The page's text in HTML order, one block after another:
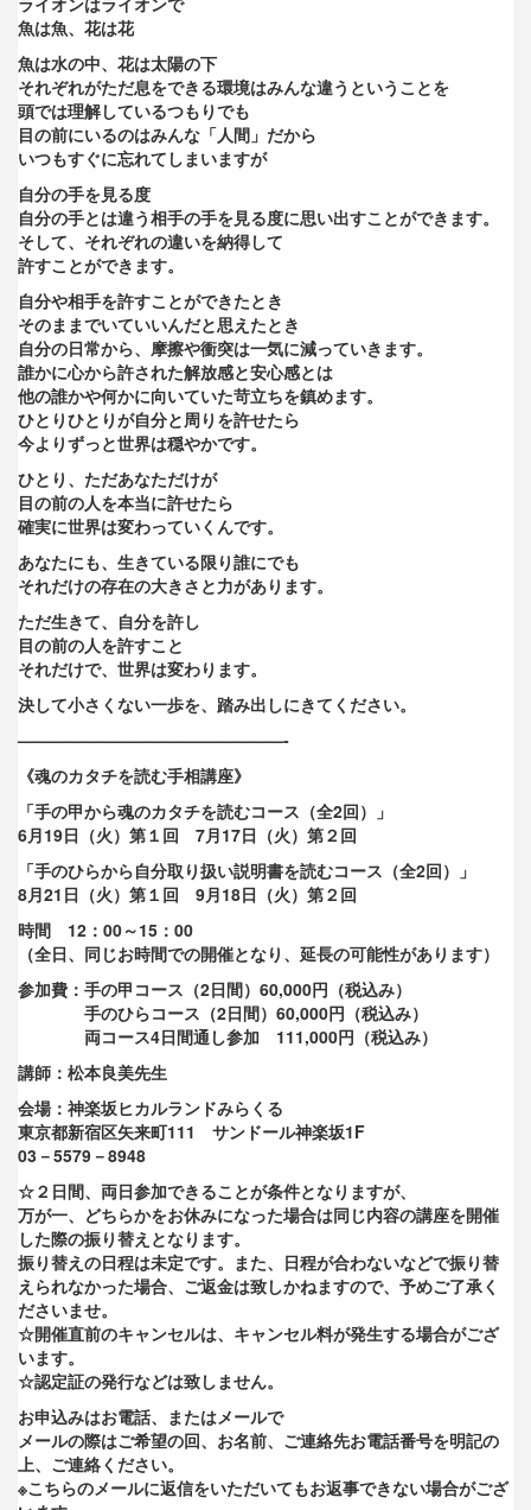
魚は魚、花は花
魚は水の中、花は太陽の下
それぞれがただ息をできる環境はみんな違うということを
頭では理解しているつもりでも
目の前にいるのはみんな「人間」だから
いつもすぐに忘れてしまいますが
自分の手を見る度
自分の手とは違う相手の手を見る度に思い出すことができます。
そして、それぞれの違いを納得して
許すことができます。
自分や相手を許すことができたとき
そのままでいていいんだと思えたとき
自分の日常から、摩擦や衝突は一気に減っていきます。
誰かに心から許された解放感と安心感とは
他の誰かや何かに向いていた苛立ちを鎮めます。
ひとりひとりが自分と周りを許せたら
今よりずっと世界は穏やかです。
ひとり、ただあなただけが
目の前の人を本当に許せたら
確実に世界は変わっていくんです。
あなたにも、生きている限り誰にでも
それだけの存在の大きさと力があります。
ただ生きて、自分を許し
目の前の人を許すこと
それだけで、世界は変わります。
決して小さくない一歩を、踏み出しにきてください。
————————————————-
《魂のカタチを読む手相講座》
「手の甲から魂のカタチを読むコース（全2回）」
6月19日（火）第１回 7月17日（火）第２回
「手のひらから自分取り扱い説明書を読むコース（全2回）」
8月21日（火）第１回 9月18日（火）第２回
時間 12：00～15：00
（全日、同じお時間での開催となり、延長の可能性があります）
参加費：手の甲コース（2日間）60,000円（税込み）
手のひらコース（2日間）60,000円（税込み）
両コース4日間通し参加 111,000円（税込み）
講師：松本良美先生
会場：神楽坂ヒカルランドみらくる
東京都新宿区矢来町111 サンドール神楽坂1F
03－5579－8948
☆２日間、両日参加できることが条件となりますが、
万が一、 どちらかをお休みになった場合は同じ内容の講座を開催
した際の振り替えとなります。
振り替えの日程は未定です。また、 日程が合わないなどで振り替
えられなかった場合、 ご返金は致しかねますので、予めご了承く
ださいませ。
☆開催直前のキャンセルは、 キャンセル料が発生する場合がござ
います。
☆認定証の発行などは致しません。
お申込みはお電話、またはメールで
メールの際はご希望の回、お名前、 ご連絡先お電話番号を明記の
上、ご連絡ください。
※こちらのメールに返信をいただいてもお返事できない場合がござ